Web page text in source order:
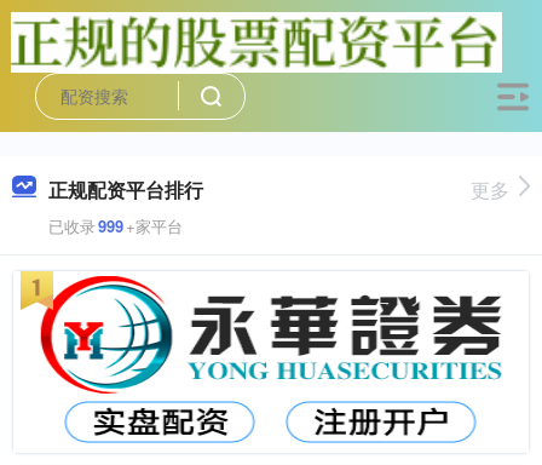
正规配资平台排行
已收录999+家平台
更多